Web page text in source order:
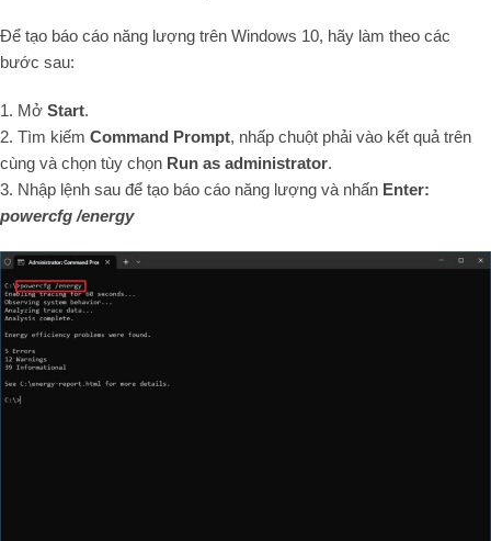
Để tạo báo cáo năng lượng trên Windows 10, hãy làm theo các
bước sau:
1. Mở Start.
2. Tìm kiếm Command Prompt, nhấp chuột phải vào kết quả trên
cùng và chọn tùy chọn Run as administrator.
3. Nhập lệnh sau để tạo báo cáo năng lượng và nhấn Enter:
powercfg /energy